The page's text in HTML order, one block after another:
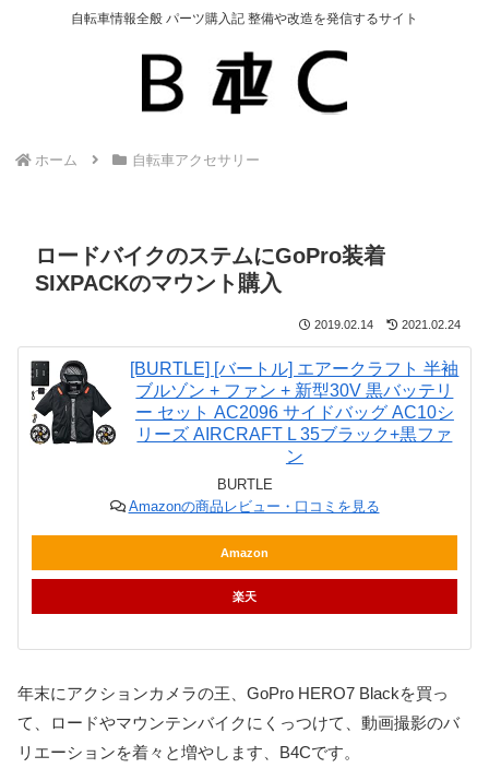
自転車情報全般 パーツ購入記 整備や改造を発信するサイト
ホーム 自転車アクセサリー
ロードバイクのステムにGoPro装着
SIXPACKのマウント購入
2019.02.14 2021.02.24
[BURTLE] [バートル] エアークラフト 半袖
ブルゾン + ファン + 新型30V 黒バッテリ
ー セット AC2096 サイドバッグ AC10シ
リーズ AIRCRAFT L 35ブラック+黒ファ
ン
BURTLE
Amazonの商品レビュー・口コミを見る
Amazon
楽天
年末にアクションカメラの王、GoPro HERO7 Blackを買っ
て、ロードやマウンテンバイクにくっつけて、動画撮影のバ
リエーションを着々と増やします、B4Cです。